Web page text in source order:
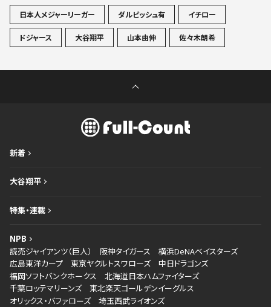
日本人メジャーリーガー
ダルビッシュ有 イチロー
ドジャース 大谷翔平 山本由伸 佐々木朗希
新着
大谷翔平
特集・連載
NPB
読売ジャイアンツ（巨人）
阪神タイガース
横浜DeNAベイスターズ
広島東洋カープ
東京ヤクルトスワローズ
中日ドラゴンズ
福岡ソフトバンクホークス
北海道日本ハムファイターズ
千葉ロッテマリーンズ
東北楽天ゴールデンイーグルス
オリックス・バファローズ
埼玉西武ライオンズ